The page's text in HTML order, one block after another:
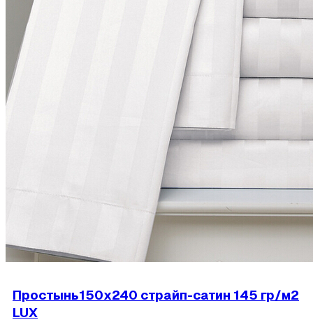
Простынь150х240 страйп-сатин 145 гр/м2
LUX